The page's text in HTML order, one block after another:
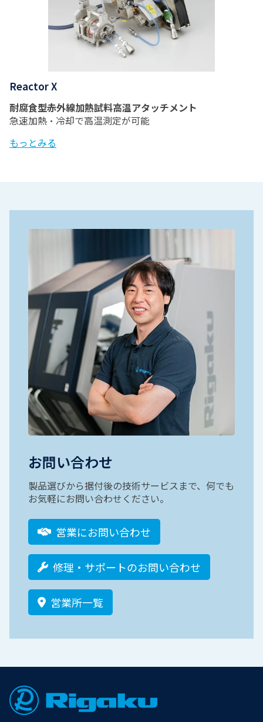
Reactor X
耐腐食型赤外線加熱試料高温アタッチメント
急速加熱・冷却で高温測定が可能
もっとみる
お問い合わせ
製品選びから据付後の技術サービスまで、何でも
お気軽にお問い合わせください。
営業にお問い合わせ
修理・サポートのお問い合わせ
営業所一覧
Footer